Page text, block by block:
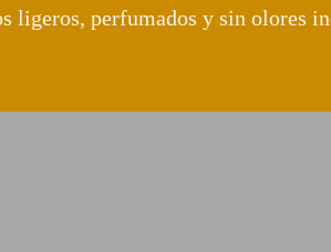
ligeros, perfumados y sin olores